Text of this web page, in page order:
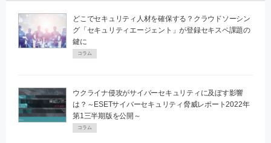
どこでセキュリティ人材を確保する？クラウドソーシン
グ「セキュリティエージェント」が登録セキスペ課題の
鍵に
コラム
ウクライナ侵攻がサイバーセキュリティに及ぼす影響
は？～ESETサイバーセキュリティ脅威レポート2022年
第1三半期版を公開～
コラム